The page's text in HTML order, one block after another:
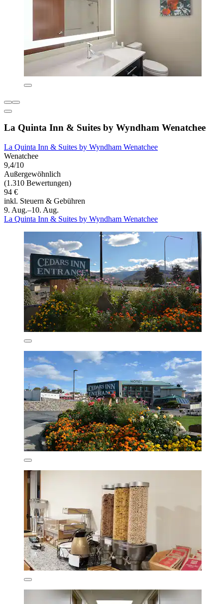
La Quinta Inn & Suites by Wyndham Wenatchee
La Quinta Inn & Suites by Wyndham Wenatchee
Wenatchee
9,4/10
Außergewöhnlich
(1.310 Bewertungen)
94 €
inkl. Steuern & Gebühren
9. Aug.–10. Aug.
La Quinta Inn & Suites by Wyndham Wenatchee